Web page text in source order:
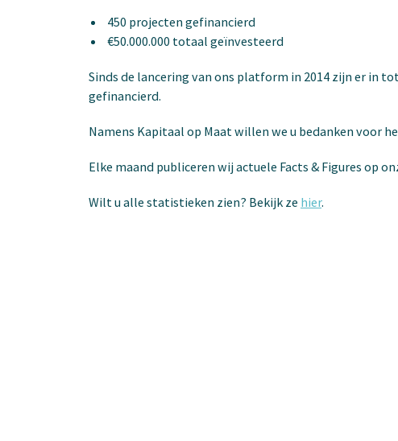
450 projecten gefinancierd
€50.000.000 totaal geïnvesteerd
Sinds de lancering van ons platform in 2014 zijn er in
gefinancierd.
Namens Kapitaal op Maat willen we u bedanken voor
Elke maand publiceren wij actuele Facts & Figures op
Wilt u alle statistieken zien? Bekijk ze hier.